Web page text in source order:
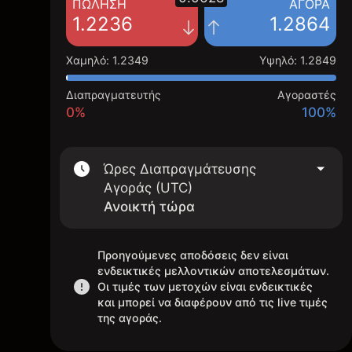
ΠΏΛΗΣΗ
1.2236
ΑΓΟΡΆ
1.2864
Χαμηλό: 1.2349 Υψηλό: 1.2849
Διαπραγματευτής
0%
Αγοραστές
100%
Ώρες Διαπραγμάτευσης
Αγοράς (UTC)
Ανοικτή τώρα
Προηγούμενες αποδόσεις δεν είναι
ενδεικτικές μελλοντικών αποτελεσμάτων.
Οι τιμές των μετοχών είναι ενδεικτικές
και μπορεί να διαφέρουν από τις live τιμές
της αγοράς.